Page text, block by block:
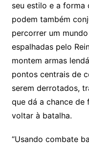
seu estilo e a forma
podem também
percorrer um
espalhadas pelo
montem armas
pontos centrais de
serem derrotados,
que dá a chance
voltar à batalha.
“Usando combate